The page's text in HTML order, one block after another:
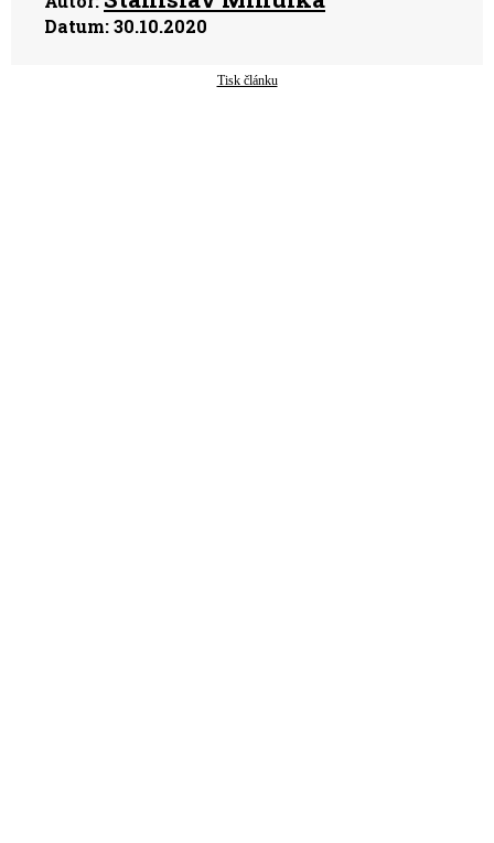
Datum:30.10.2020
Tisk článku